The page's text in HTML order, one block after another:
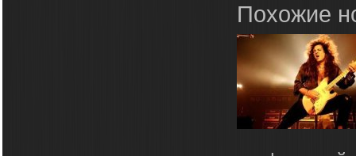
Похожие